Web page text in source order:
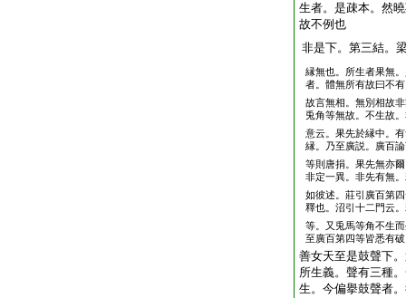
生者。是疎本。然
故不例也
非是下。第三結。
縁無也。所生者果無
者。體無所有故曰不
故言無相。無別相故
兎角等無故。不生故
意云。果先於縁中。
縁。乃至廣説。廣百
等則唐捐。果先無亦
非定一異。非先有無
如彼述。莊引廣百第
釋也。沼引十二門云
等。又兎馬等角不生
至廣百第四等皆悉有
善女天至是鼓聲下
所生義。聲有三種
生。今偏擧鼓聲者